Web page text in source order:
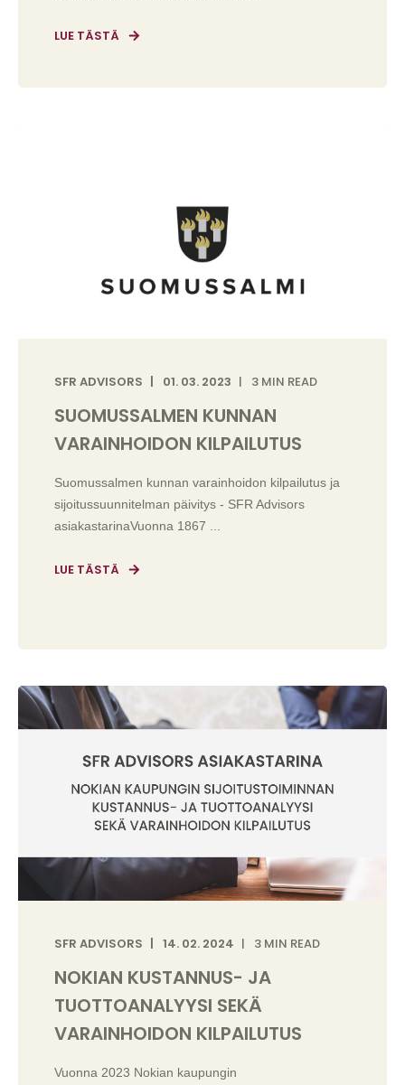
LUE TÄSTÄ
SFR ADVISORS 01. 03. 2023 3 MIN READ
SUOMUSSALMEN KUNNAN
VARAINHOIDON KILPAILUTUS
Suomussalmen kunnan varainhoidon kilpailutus ja
sijoitussuunnitelman päivitys - SFR Advisors
asiakastarinaVuonna 1867 ...
LUE TÄSTÄ
SFR ADVISORS 14. 02. 2024 3 MIN READ
NOKIAN KUSTANNUS- JA
TUOTTOANALYYSI SEKÄ
VARAINHOIDON KILPAILUTUS
Vuonna 2023 Nokian kaupungin